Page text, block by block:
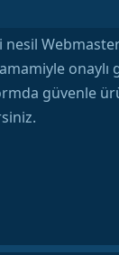
nesil
onaylı
güvenle